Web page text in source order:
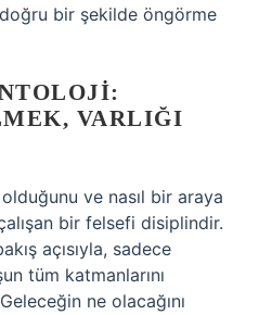
bir şekilde öngörme
VARLIĞI
ve nasıl bir araya
bir felsefi disiplindir.
açısıyla, sadece
tüm katmanlarını
ne olacağını